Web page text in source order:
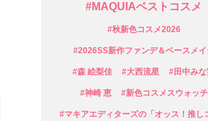
#MAQUIAベストコスメ
#秋新色コスメ2026
#2026SS新作ファンデ＆ベースメイ
#森 絵梨佳 #大西流星 #田中み
#神崎 恵 #新色コスメスウォッチ
#マキアエディターズの「オッス！推し